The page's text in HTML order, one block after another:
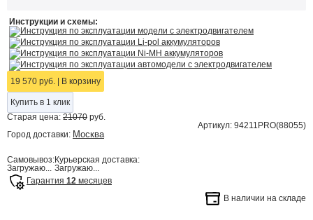
Инструкции и схемы:
Инструкция по эксплуатации модели с электродвигателем
Инструкция по эксплуатации Li-pol аккумуляторов
Инструкция по эксплуатации Ni-MH аккумуляторов
Инструкция по эксплуатации автомодели с электродвигателем
19 570 руб.
В корзину
Купить в 1 клик
Старая цена: 21070 руб.
Артикул: 94211PRO(88055)
Город доставки: Москва
Самовывоз:
Загружаю...
Курьерская доставка:
Загружаю...
Гарантия 12 месяцев
В наличии на складе